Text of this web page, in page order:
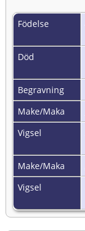
Födelse
Död
Begravning
Make/Maka
Vigsel
Make/Maka
Vigsel